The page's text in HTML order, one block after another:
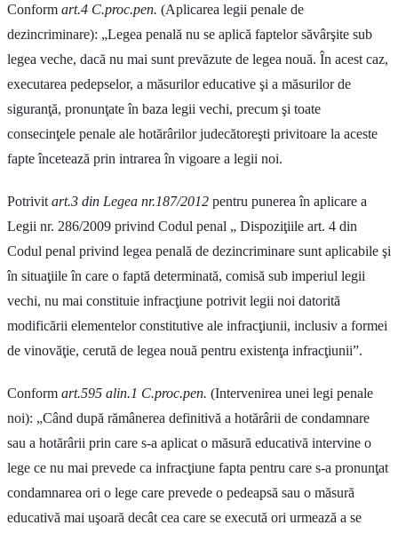
Conform art.4 C.proc.pen. (Aplicarea legii penale de
dezincriminare): „Legea penală nu se aplică faptelor săvârşite sub
legea veche, dacă nu mai sunt prevăzute de legea nouă. În acest caz,
executarea pedepselor, a măsurilor educative şi a măsurilor de
siguranţă, pronunţate în baza legii vechi, precum şi toate
consecinţele penale ale hotărârilor judecătoreşti privitoare la aceste
fapte încetează prin intrarea în vigoare a legii noi.
Potrivit art.3 din Legea nr.187/2012 pentru punerea în aplicare a
Legii nr. 286/2009 privind Codul penal „ Dispoziţiile art. 4 din
Codul penal privind legea penală de dezincriminare sunt aplicabile şi
în situaţiile în care o faptă determinată, comisă sub imperiul legii
vechi, nu mai constituie infracţiune potrivit legii noi datorită
modificării elementelor constitutive ale infracţiunii, inclusiv a formei
de vinovăţie, cerută de legea nouă pentru existenţa infracţiunii”.
Conform art.595 alin.1 C.proc.pen. (Intervenirea unei legi penale
noi): „Când după rămânerea definitivă a hotărârii de condamnare
sau a hotărârii prin care s-a aplicat o măsură educativă intervine o
lege ce nu mai prevede ca infracţiune fapta pentru care s-a pronunţat
condamnarea ori o lege care prevede o pedeapsă sau o măsură
educativă mai uşoară decât cea care se execută ori urmează a se